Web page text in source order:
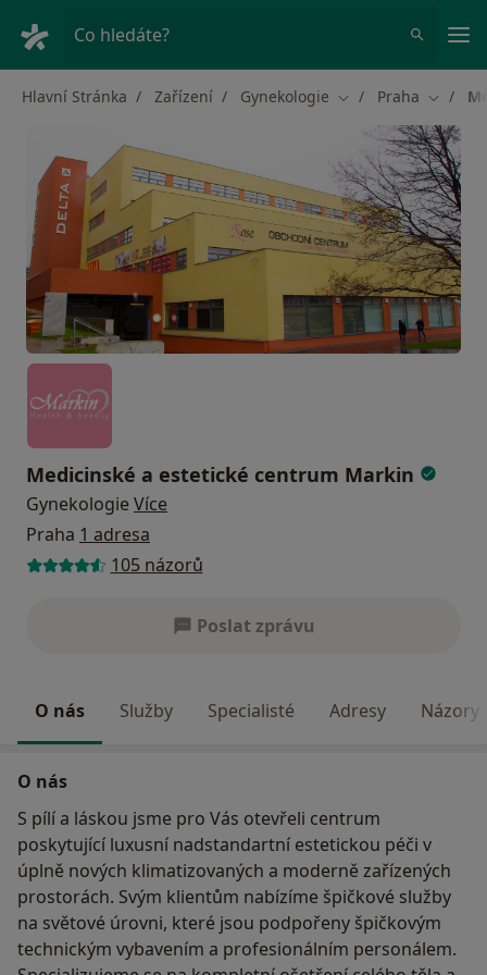
Co hledáte?
Hlavní Stránka Zařízení Gynekologie Změna města
Praha Změna
Medicinské a estetické centrum Markin
Gynekologie Více
Praha 1 adresa
105 názorů
Poslat zprávu
O nás Služby Specialisté Adresy Názory
O nás
S pílí a láskou jsme pro Vás otevřeli centrum
poskytující luxusní nadstandartní estetickou péči v
úplně nových klimatizovaných a moderně zařízených
prostorách. Svým klientům nabízíme špičkové služby
na světové úrovni, které jsou podpořeny špičkovým
technickým vybavením a profesionálním personálem.